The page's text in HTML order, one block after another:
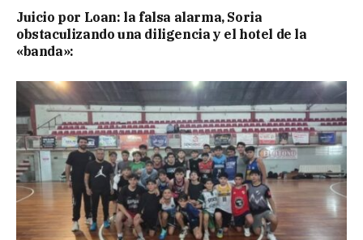
Juicio por Loan: la falsa alarma, Soria
obstaculizando una diligencia y el hotel de la
«banda»: